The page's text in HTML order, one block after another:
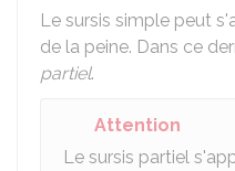
Le sursis simple peut
de la peine. Dans ce
partiel.
Attention
Le sursis partiel